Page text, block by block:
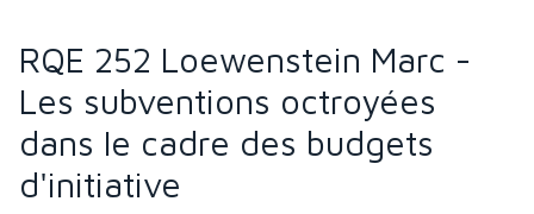
RQE 252 Loewenstein Marc -
Les subventions octroyées
dans le cadre des budgets
d'initiative